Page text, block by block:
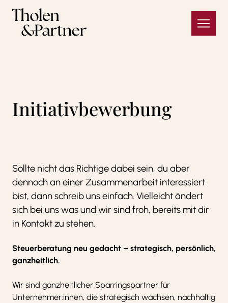
Initiativbewerbung
Sollte nicht das Richtige dabei sein, du aber
dennoch an einer Zusammenarbeit interessiert
bist, dann schreib uns einfach. Vielleicht ändert
sich bei uns was und wir sind froh, bereits mit dir
in Kontakt zu stehen.
Steuerberatung neu gedacht – strategisch, persönlich,
ganzheitlich.
Wir sind ganzheitlicher Sparringspartner für
Unternehmer:innen, die strategisch wachsen, nachhaltig